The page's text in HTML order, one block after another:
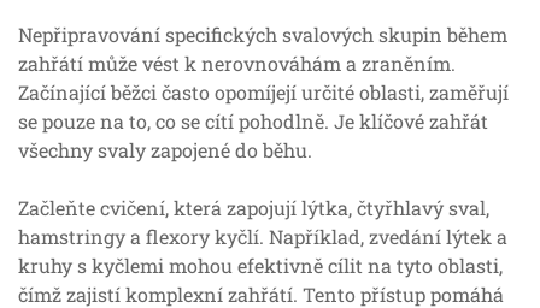
Nepřipravování specifických svalových skupin během
zahřátí může vést k nerovnováhám a zraněním.
Začínající běžci často opomíjejí určité oblasti, zaměřují
se pouze na to, co se cítí pohodlně. Je klíčové zahřát
všechny svaly zapojené do běhu.
Začleňte cvičení, která zapojují lýtka, čtyřhlavý sval,
hamstringy a flexory kyčlí. Například, zvedání lýtek a
kruhy s kyčlemi mohou efektivně cílit na tyto oblasti,
čímž zajistí komplexní zahřátí. Tento přístup pomáhá